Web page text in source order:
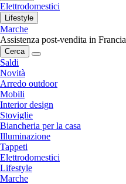
Elettrodomestici
Lifestyle
Marche
Assistenza post-vendita in Francia
Cerca
Saldi
Novità
Arredo outdoor
Mobili
Interior design
Stoviglie
Biancheria per la casa
Illuminazione
Tappeti
Elettrodomestici
Lifestyle
Marche